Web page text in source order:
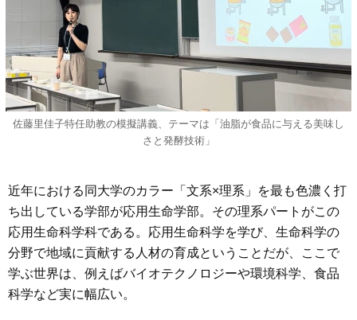
佐藤里佳子特任助教の模擬講義、テーマは「油脂が食品に与える美味し
さと発酵技術」
近年における同大学のカラー「文系×理系」を最も色濃く打
ち出している学部が応用生命学部。その理系パートがこの
応用生命科学科である。応用生命科学を学び、生命科学の
分野で地域に貢献する人材の育成ということだが、ここで
学ぶ世界は、例えばバイオテクノロジーや環境科学、食品
科学など実に幅広い。